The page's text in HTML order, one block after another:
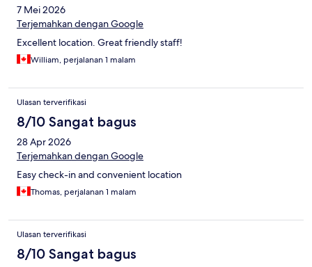
7 Mei 2026
Terjemahkan dengan Google
Excellent location. Great friendly staff!
William, perjalanan 1 malam
Ulasan terverifikasi
8/10 Sangat bagus
28 Apr 2026
Terjemahkan dengan Google
Easy check-in and convenient location
Thomas, perjalanan 1 malam
Ulasan terverifikasi
8/10 Sangat bagus